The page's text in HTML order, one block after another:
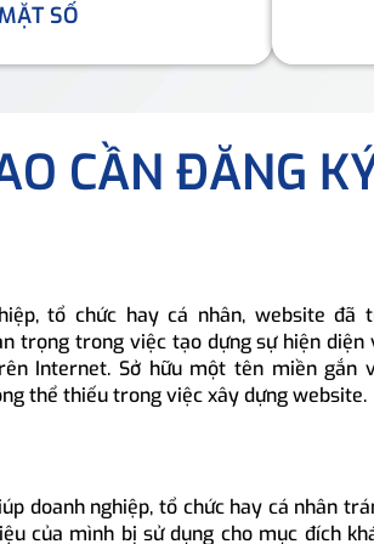
SỐ
CẦN ĐĂNG
tổ chức hay cá nhân, website đã
trọng trong việc tạo dựng sự hiện diện
Internet. Sở hữu một tên miền gắn
thể thiếu trong việc xây dựng website.
doanh nghiệp, tổ chức hay cá nhân
của mình bị sử dụng cho mục đích